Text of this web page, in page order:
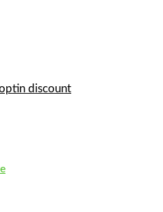
discount